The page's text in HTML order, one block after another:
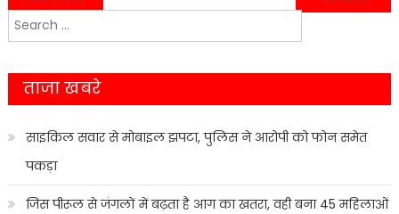
navigation
Search
for:
ताजा खबरे
साइकिल सवार से मोबाइल झपटा, पुलिस ने आरोपी को फोन समेत
पकड़ा
जिस पीरूल से जंगलों में बढ़ता है आग का खतरा, वही बना 45 महिलाओं